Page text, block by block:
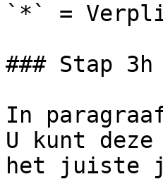
`*` =
### Stap 3h
In
U kunt
het juiste